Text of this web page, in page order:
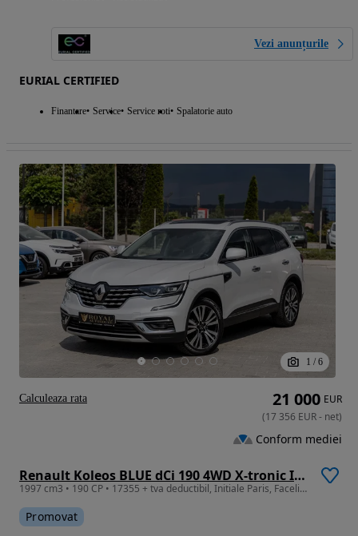
Vezi anunțurile
EURIAL CERTIFIED
Finantare Service Service roti Spalatorie auto
1 / 6
Renault Koleos BLUE dCi 190 4WD X-tronic INITIALE PARIS
1997 cm3 • 190 CP • 17355 + tva deductibil, Initiale Paris, Facelift, Awd 4x4 , Panoramic
Promovat
21 000 EUR
(17 356 EUR- net)
Conform mediei
Calculeaza rata